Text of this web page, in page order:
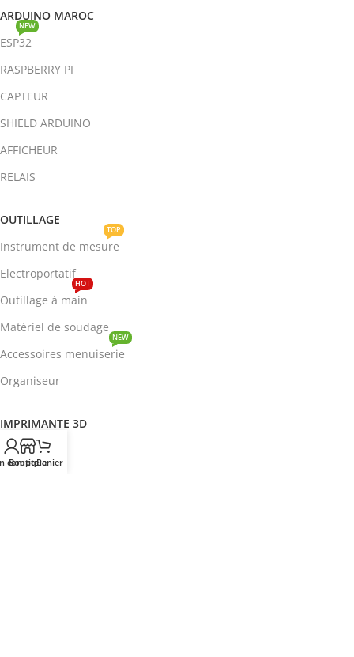
ARDUINO MAROC
ESP32
NEW
RASPBERRY PI
CAPTEUR
SHIELD ARDUINO
AFFICHEUR
RELAIS
OUTILLAGE
Instrument de mesure
TOP
Electroportatif
Outillage à main
HOT
Matériel de soudage
Accessoires menuiserie
NEW
Organiseur
IMPRIMANTE 3D
ROBOTIQUE
compte
BoutiquePanier